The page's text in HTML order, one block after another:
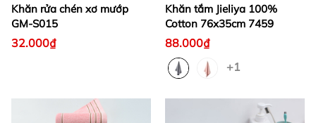
Khăn rửa chén xơ mướp
GM-S015
32.000₫
Khăn tắm Jieliya 100%
Cotton 76x35cm 7459
88.000₫
+1